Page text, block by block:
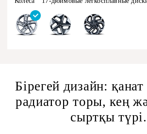
Бірегей дизайн: қанат
радиатор торы, кең
сыртқы түрі.